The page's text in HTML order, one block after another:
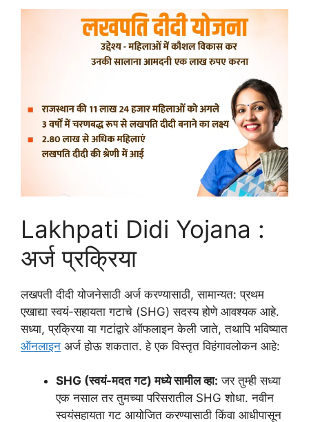
Lakhpati Didi Yojana :
अर्ज प्रक्रिया
लखपती दीदी योजनेसाठी अर्ज करण्यासाठी, सामान्यत: प्रथम
एखाद्या स्वयं-सहायता गटाचे (SHG) सदस्य होणे आवश्यक आहे.
सध्या, प्रक्रिया या गटांद्वारे ऑफलाइन केली जाते, तथापि भविष्यात
ऑनलाइन अर्ज होऊ शकतात. हे एक विस्तृत विहंगावलोकन आहे:
SHG (स्वयं-मदत गट) मध्ये सामील व्हा: जर तुम्ही सध्या
एक नसाल तर तुमच्या परिसरातील SHG शोधा. नवीन
स्वयंसहायता गट आयोजित करण्यासाठी किंवा आधीपासून